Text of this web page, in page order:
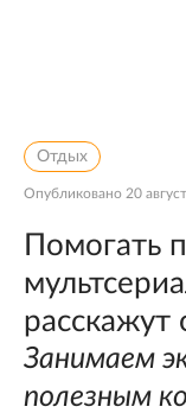
Отдых
Опубликовано 20
Помогать
расскажут
Занимаем
полезным